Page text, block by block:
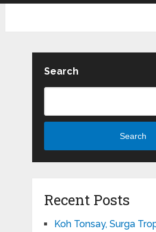
Search
Search
Recent Posts
Koh Tonsay, Surga